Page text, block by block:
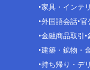
家具・インテ
外国語会話 官
金融商品取引
建築・鉱物・
持ち帰り・デ